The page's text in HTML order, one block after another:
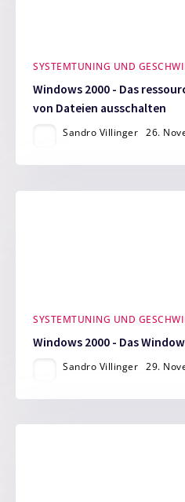
SYSTEMTUNING UND
Windows 2000 - Das
von Dateien ausschalten
Sandro Villinger 26.
SYSTEMTUNING UND
Windows 2000 - Das
Sandro Villinger 29.